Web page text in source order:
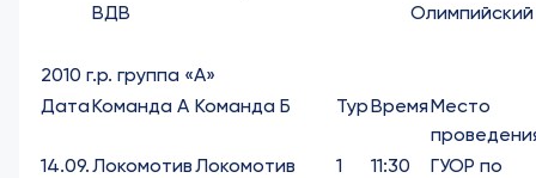
ВДВ
Олимпийский
2010 г.р. группа «А»
ДатаКоманда А Команда Б ТурВремяМесто
14.09.ЛокомотивЛокомотив
1 11:30
ГУОР по